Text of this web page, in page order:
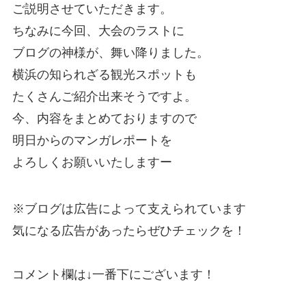
ご説明させていただきます。
ちなみに今回、大会のラストに
ブログの神様が、舞い降りました。
横浜の知られざる観光スポットも
たくさんご紹介出来そうですよ。
今、内容をまとめておりますので
明日からのマンガレポートを
よろしくお願いいたしますー
※ブログは広告によって支えられています
気になる広告があったらぜひチェックを！
コメント欄は↓一番下にございます！